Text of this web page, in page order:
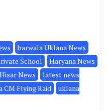
barwala Uklana News
School
Haryana News
Hisar News
latest news
CM Flying Raid
uklana